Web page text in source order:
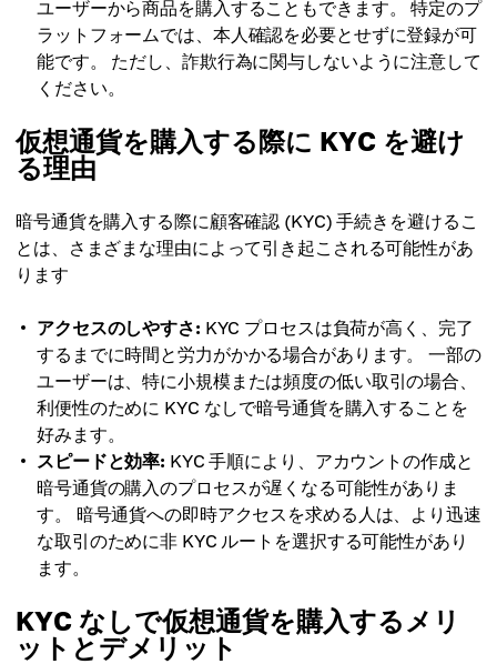
ユーザーから商品を購入することもできます。 特定のプ
ラットフォームでは、本人確認を必要とせずに登録が可
能です。 ただし、詐欺行為に関与しないように注意して
ください。
仮想通貨を購入する際に KYC を避け
る理由
暗号通貨を購入する際に顧客確認 (KYC) 手続きを避けるこ
とは、さまざまな理由によって引き起こされる可能性があ
ります
アクセスのしやすさ: KYC プロセスは負荷が高く、完了
するまでに時間と労力がかかる場合があります。 一部の
ユーザーは、特に小規模または頻度の低い取引の場合、
利便性のために KYC なしで暗号通貨を購入することを
好みます。
スピードと効率: KYC 手順により、アカウントの作成と
暗号通貨の購入のプロセスが遅くなる可能性がありま
す。 暗号通貨への即時アクセスを求める人は、より迅速
な取引のために非 KYC ルートを選択する可能性があり
ます。
KYC なしで仮想通貨を購入するメリ
ットとデメリット